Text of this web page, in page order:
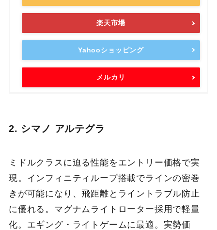
楽天市場
Yahooショッピング
メルカリ
2. シマノ アルテグラ
ミドルクラスに迫る性能をエントリー価格で実
現。インフィニティループ搭載でラインの密巻
きが可能になり、飛距離とライントラブル防止
に優れる。マグナムライトローター採用で軽量
化。エギング・ライトゲームに最適。実勢価